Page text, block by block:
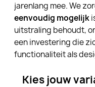
jarenlang mee. We
eenvoudig mogelijk
uitstraling behoudt,
een investering die
functionaliteit als
Kies jouw